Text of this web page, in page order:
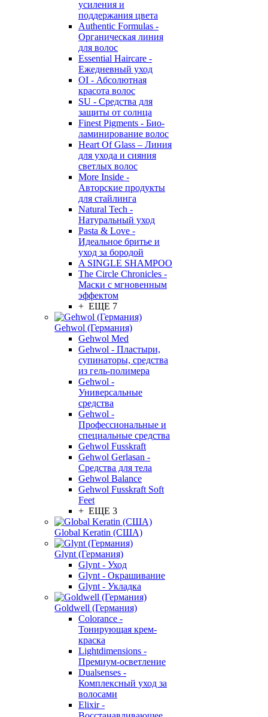
усиления и
поддержания цвета
Authentic Formulas -
Органическая линия
для волос
Essential Haircare -
Eжедневный уход
OI - Абсолютная
красота волос
SU - Средства для
защиты от солнца
Finest Pigments - Био-
ламинирование волос
Heart Of Glass – Линия
для ухода и сияния
светлых волос
More Inside -
Авторские продукты
для стайлинга
Natural Tech -
Натуральный уход
Pasta & Love -
Идеальное бритье и
уход за бородой
A SINGLE SHAMPOO
The Circle Chronicles -
Маски с мгновенным
эффектом
+ ЕЩЕ 7
Gehwol (Германия)
Gehwol Med
Gehwol - Пластыри,
супинаторы, средства
из гель-полимера
Gehwol -
Универсальные
средства
Gehwol -
Профессиональные и
специальные средства
Gehwol Fusskraft
Gehwol Gerlasan -
Средства для тела
Gehwol Balance
Gehwol Fusskraft Soft
Feet
+ ЕЩЕ 3
Global Keratin (США)
Glynt (Германия)
Glynt - Уход
Glynt - Окрашивание
Glynt - Укладка
Goldwell (Германия)
Colorance -
Тонирующая крем-
краска
Lightdimensions -
Премиум-осветление
Dualsenses -
Комплексный уход за
волосами
Elixir -